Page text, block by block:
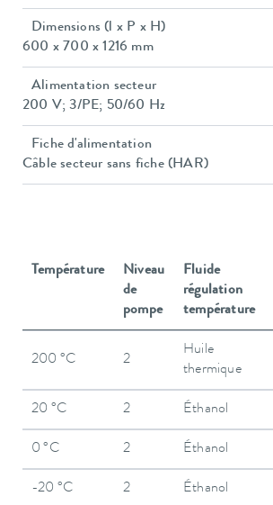
Dimensions (l x P x H)
600 x 700 x 1216 mm
Alimentation secteur
200 V; 3/PE; 50/60 Hz
Fiche d'alimentation
Câble secteur sans fiche (HAR)
Température
Niveau
de
pompe
Fluide
régulation
température
200 °C 2
Huile
thermique
20 °C 2 Éthanol
0 °C 2 Éthanol
-20 °C 2 Éthanol